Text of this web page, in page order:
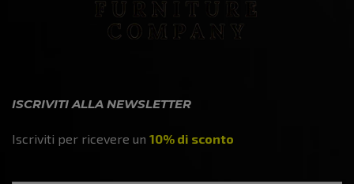
ISCRIVITI ALLA NEWSLETTER
Iscriviti per ricevere un 10% di sconto